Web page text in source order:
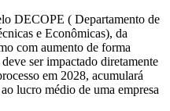
DECOPE ( Departamento de
e Econômicas), da
com aumento de forma
ser impactado diretamente
em 2028, acumulará
lucro médio de uma empresa